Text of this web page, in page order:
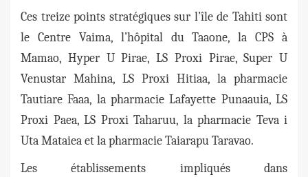
Ces treize points stratégiques sur l’île de Tahiti sont
le Centre Vaima, l’hôpital du Taaone, la CPS à
Mamao, Hyper U Pirae, LS Proxi Pirae, Super U
Venustar Mahina, LS Proxi Hitiaa, la pharmacie
Tautiare Faaa, la pharmacie Lafayette Punaauia, LS
Proxi Paea, LS Proxi Taharuu, la pharmacie Teva i
Uta Mataiea et la pharmacie Taiarapu Taravao.
Les établissements impliqués dans